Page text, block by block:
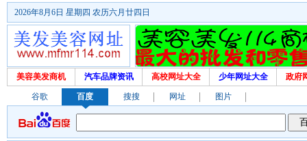
2026年8月6日 星期四 农历六月廿四日
美容美发商机 汽车品牌资讯 高校网址大全 少年网址大全 政府
谷歌 百度 搜搜 网址 图片